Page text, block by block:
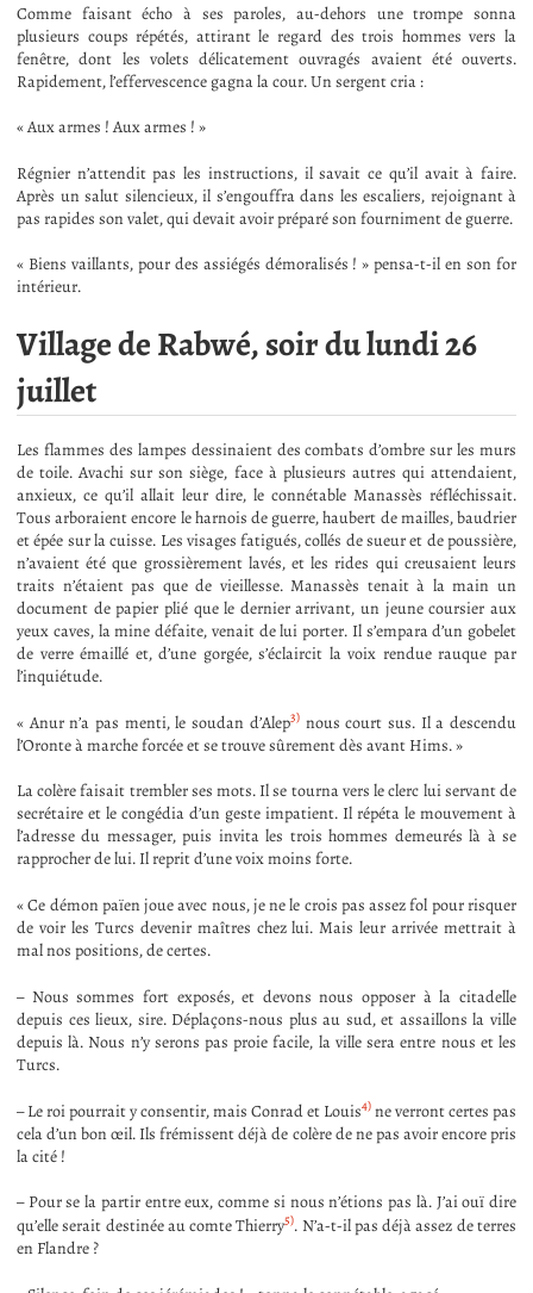
Comme faisant écho à ses paroles, au-dehors une trompe sonna
plusieurs coups répétés, attirant le regard des trois hommes vers la
fenêtre, dont les volets délicatement ouvragés avaient été ouverts.
Rapidement, l’effervescence gagna la cour. Un sergent cria :
« Aux armes ! Aux armes ! »
Régnier n’attendit pas les instructions, il savait ce qu’il avait à faire.
Après un salut silencieux, il s’engouffra dans les escaliers, rejoignant à
pas rapides son valet, qui devait avoir préparé son fourniment de guerre.
« Biens vaillants, pour des assiégés démoralisés ! » pensa-t-il en son for
intérieur.
Village de Rabwé, soir du lundi 26
juillet
Les flammes des lampes dessinaient des combats d’ombre sur les murs
de toile. Avachi sur son siège, face à plusieurs autres qui attendaient,
anxieux, ce qu’il allait leur dire, le connétable Manassès réfléchissait.
Tous arboraient encore le harnois de guerre, haubert de mailles, baudrier
et épée sur la cuisse. Les visages fatigués, collés de sueur et de poussière,
n’avaient été que grossièrement lavés, et les rides qui creusaient leurs
traits n’étaient pas que de vieillesse. Manassès tenait à la main un
document de papier plié que le dernier arrivant, un jeune coursier aux
yeux caves, la mine défaite, venait de lui porter. Il s’empara d’un gobelet
de verre émaillé et, d’une gorgée, s’éclaircit la voix rendue rauque par
l’inquiétude.
« Anur n’a pas menti, le soudan d’Alep3)nous court sus. Il a descendu
l’Oronte à marche forcée et se trouve sûrement dès avant Hims. »
La colère faisait trembler ses mots. Il se tourna vers le clerc lui servant de
secrétaire et le congédia d’un geste impatient. Il répéta le mouvement à
l’adresse du messager, puis invita les trois hommes demeurés là à se
rapprocher de lui. Il reprit d’une voix moins forte.
« Ce démon païen joue avec nous, je ne le crois pas assez fol pour risquer
de voir les Turcs devenir maîtres chez lui. Mais leur arrivée mettrait à
mal nos positions, de certes.
– Nous sommes fort exposés, et devons nous opposer à la citadelle
depuis ces lieux, sire. Déplaçons-nous plus au sud, et assaillons la ville
depuis là. Nous n’y serons pas proie facile, la ville sera entre nous et les
Turcs.
– Le roi pourrait y consentir, mais Conrad et Louis4) ne verront certes pas
cela d’un bon œil. Ils frémissent déjà de colère de ne pas avoir encore pris
la cité !
– Pour se la partir entre eux, comme si nous n’étions pas là. J’ai ouï dire
qu’elle serait destinée au comte Thierry5). N’a-t-il pas déjà assez de terres
en Flandre ?